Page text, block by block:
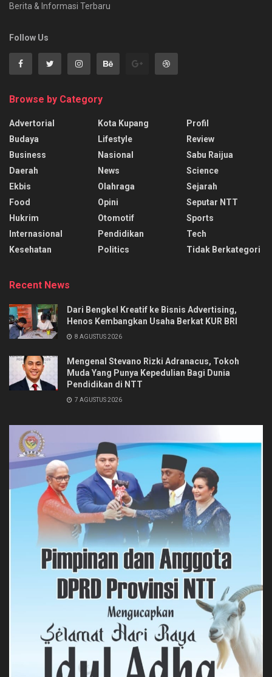
Berita & Informasi Terbaru
Follow Us
Browse by Category
Advertorial
Budaya
Business
Daerah
Ekbis
Food
Hukrim
Internasional
Kesehatan
Kota Kupang
Lifestyle
Nasional
News
Olahraga
Opini
Otomotif
Pendidikan
Politics
Profil
Review
Sabu Raijua
Science
Sejarah
Seputar NTT
Sports
Tech
Tidak Berkategori
Recent News
Dari Bengkel Kreatif ke Bisnis Advertising,
Henos Kembangkan Usaha Berkat KUR BRI
8 AGUSTUS 2026
Mengenal Stevano Rizki Adranacus, Tokoh
Muda Yang Punya Kepedulian Bagi Dunia
Pendidikan di NTT
7 AGUSTUS 2026